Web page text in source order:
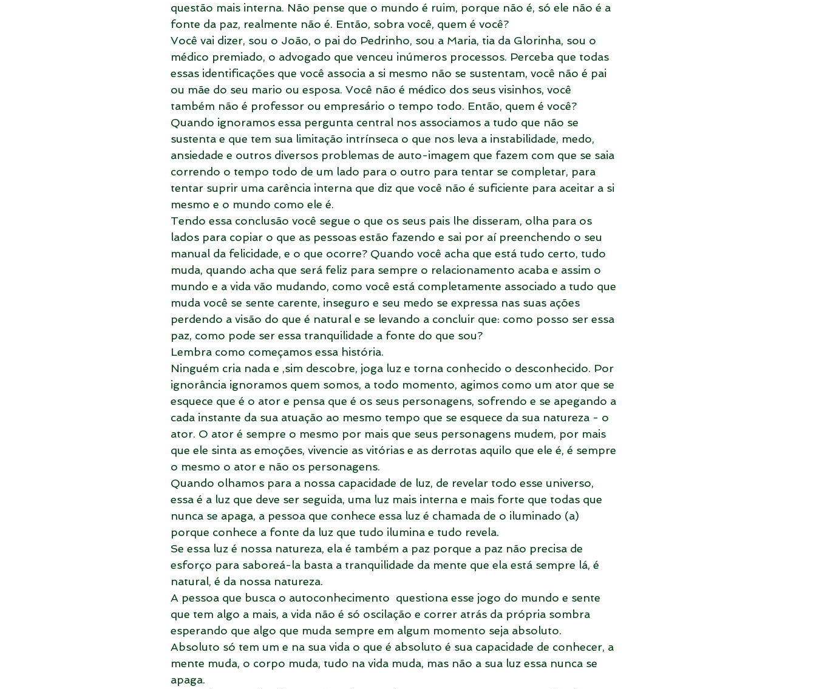
questão mais interna. Não pense que o mundo é ruim, porque não é, só ele não é a
fonte da paz, realmente não é. Então, sobra você, quem é você?
Você vai dizer, sou o João, o pai do Pedrinho, sou a Maria, tia da Glorinha, sou o
médico premiado, o advogado que venceu inúmeros processos. Perceba que todas
essas identificações que você associa a si mesmo não se sustentam, você não é pai
ou mãe do seu mario ou esposa. Você não é médico dos seus visinhos, você
também não é professor ou empresário o tempo todo. Então, quem é você?
Quando ignoramos essa pergunta central nos associamos a tudo que não se
sustenta e que tem sua limitação intrínseca o que nos leva a instabilidade, medo,
ansiedade e outros diversos problemas de auto-imagem que fazem com que se saia
correndo o tempo todo de um lado para o outro para tentar se completar, para
tentar suprir uma carência interna que diz que você não é suficiente para aceitar a si
mesmo e o mundo como ele é.
Tendo essa conclusão você segue o que os seus pais lhe disseram, olha para os
lados para copiar o que as pessoas estão fazendo e sai por aí preenchendo o seu
manual da felicidade, e o que ocorre? Quando você acha que está tudo certo, tudo
muda, quando acha que será feliz para sempre o relacionamento acaba e assim o
mundo e a vida vão mudando, como você está completamente associado a tudo que
muda você se sente carente, inseguro e seu medo se expressa nas suas ações
perdendo a visão do que é natural e se levando a concluir que: como posso ser essa
paz, como pode ser essa tranquilidade a fonte do que sou?
Lembra como começamos essa história.
Ninguém cria nada e ,sim descobre, joga luz e torna conhecido o desconhecido. Por
ignorância ignoramos quem somos, a todo momento, agimos como um ator que se
esquece que é o ator e pensa que é os seus personagens, sofrendo e se apegando a
cada instante da sua atuação ao mesmo tempo que se esquece da sua natureza - o
ator. O ator é sempre o mesmo por mais que seus personagens mudem, por mais
que ele sinta as emoções, vivencie as vitórias e as derrotas aquilo que ele é, é sempre
o mesmo o ator e não os personagens.
Quando olhamos para a nossa capacidade de luz, de revelar todo esse universo,
essa é a luz que deve ser seguida, uma luz mais interna e mais forte que todas que
nunca se apaga, a pessoa que conhece essa luz é chamada de o iluminado (a)
porque conhece a fonte da luz que tudo ilumina e tudo revela.
Se essa luz é nossa natureza, ela é também a paz porque a paz não precisa de
esforço para saboreá-la basta a tranquilidade da mente que ela está sempre lá, é
natural, é da nossa natureza.
A pessoa que busca o autoconhecimento  questiona esse jogo do mundo e sente
que tem algo a mais, a vida não é só oscilação e correr atrás da própria sombra
esperando que algo que muda sempre em algum momento seja absoluto.
Absoluto só tem um e na sua vida o que é absoluto é sua capacidade de conhecer, a
mente muda, o corpo muda, tudo na vida muda, mas não a sua luz essa nunca se
apaga.